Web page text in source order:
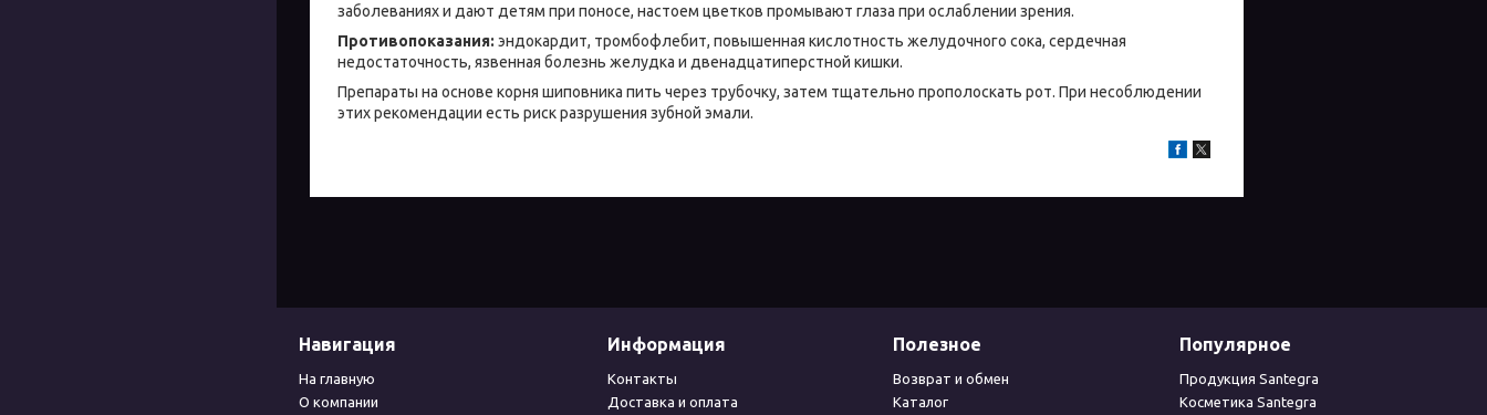
заболеваниях и дают детям при поносе, настоем цветков промывают глаза при ослаблении зрения.
Противопоказания: эндокардит, тромбофлебит, повышенная кислотность желудочного сока, сердечная
недостаточность, язвенная болезнь желудка и двенадцатиперстной кишки.
Препараты на основе корня шиповника пить через трубочку, затем тщательно прополоскать рот. При несоблюдении
этих рекомендации есть риск разрушения зубной эмали.
Навигация
На главную
О компании
Информация
Контакты
Доставка и оплата
Полезное
Возврат и обмен
Каталог
Популярное
Продукция Santegra
Косметика Santegra